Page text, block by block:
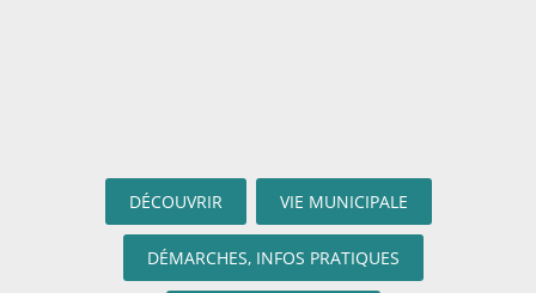
DÉCOUVRIR VIE MUNICIPALE
DÉMARCHES, INFOS PRATIQUES